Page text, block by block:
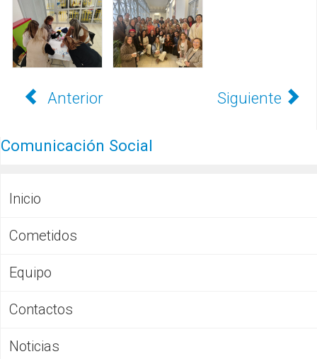
Anterior Siguiente
Comunicación Social
Inicio
Cometidos
Equipo
Contactos
Noticias